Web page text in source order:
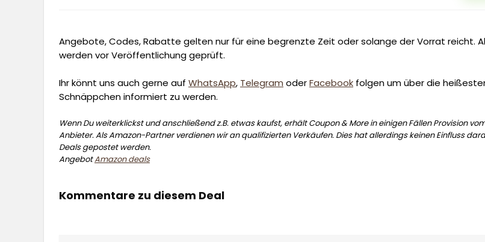
Angebote, Codes, Rabatte gelten nur für eine begrenzte Zeit oder solange der Vorrat reicht.
werden vor Veröffentlichung geprüft.
Ihr könnt uns auch gerne auf WhatsApp, Telegram oderFacebook folgen um über die
Schnäppchen informiert zu werden.
Wenn Du weiterklickst und anschließend z.B. etwas kaufst, erhält Coupon & More in einigen Fällen Provision
Anbieter. Als Amazon-Partner verdienen wir an qualifizierten Verkäufen. Dies hat allerdings keinen Einfluss
Deals gepostet werden.
AngebotAmazon deals
Kommentare zu diesem Deal